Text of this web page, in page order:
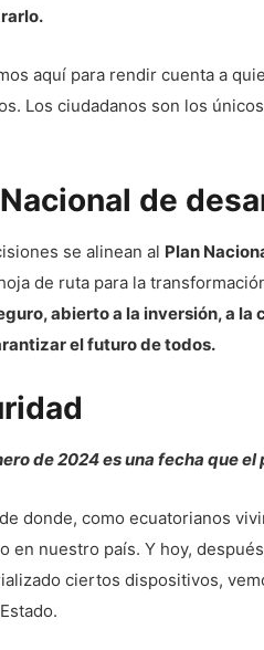
aquí para rendir cuenta a
Los ciudadanos son los
de
se alinean al Plan
de ruta para la
abierto a la inversión, a
el futuro de todos.
de 2024 es una fecha que
donde, como ecuatorianos
en nuestro país. Y hoy,
ciertos dispositivos,